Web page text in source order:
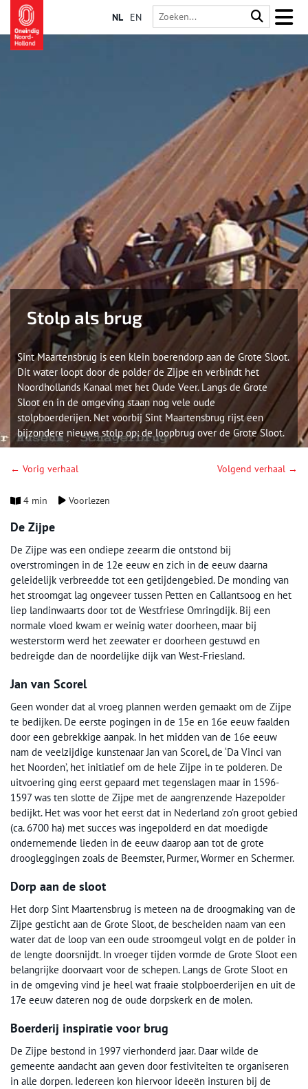
NL EN
Stolp als brug
Sint Maartensbrug is een klein boerendorp aan de Grote Sloot.
Dit water loopt door de polder de Zijpe en verbindt het
Noordhollands Kanaal met het Oude Veer. Langs de Grote
Sloot en in de omgeving staan nog vele oude
stolpboerderijen. Net voorbij Sint Maartensbrug rijst een
bijzondere nieuwe stolp op: de loopbrug over de Grote Sloot.
← Vorig verhaal Volgend verhaal →
4 min Voorlezen
De Zijpe
De Zijpe was een ondiepe zeearm die ontstond bij
overstromingen in de 12e eeuw en zich in de eeuw daarna
geleidelijk verbreedde tot een getijdengebied. De monding van
het stroomgat lag ongeveer tussen Petten en Callantsoog en het
liep landinwaarts door tot de Westfriese Omringdijk. Bij een
normale vloed kwam er weinig water doorheen, maar bij
westerstorm werd het zeewater er doorheen gestuwd en
bedreigde dan de noordelijke dijk van West-Friesland.
Jan van Scorel
Geen wonder dat al vroeg plannen werden gemaakt om de Zijpe
te bedijken. De eerste pogingen in de 15e en 16e eeuw faalden
door een gebrekkige aanpak. In het midden van de 16e eeuw
nam de veelzijdige kunstenaar Jan van Scorel, de ‘Da Vinci van
het Noorden’, het initiatief om de hele Zijpe in te polderen. De
uitvoering ging eerst gepaard met tegenslagen maar in 1596-
1597 was ten slotte de Zijpe met de aangrenzende Hazepolder
bedijkt. Het was voor het eerst dat in Nederland zo’n groot gebied
(ca. 6700 ha) met succes was ingepolderd en dat moedigde
ondernemende lieden in de eeuw daarop aan tot de grote
droogleggingen zoals de Beemster, Purmer, Wormer en Schermer.
Dorp aan de sloot
Het dorp Sint Maartensbrug is meteen na de droogmaking van de
Zijpe gesticht aan de Grote Sloot, de bescheiden naam van een
water dat de loop van een oude stroomgeul volgt en de polder in
de lengte doorsnijdt. In vroeger tijden vormde de Grote Sloot een
belangrijke doorvaart voor de schepen. Langs de Grote Sloot en
in de omgeving vind je heel wat fraaie stolpboerderijen en uit de
17e eeuw dateren nog de oude dorpskerk en de molen.
Boerderij inspiratie voor brug
De Zijpe bestond in 1997 vierhonderd jaar. Daar wilde de
gemeente aandacht aan geven door festiviteiten te organiseren
in alle dorpen. Iedereen kon hiervoor ideeën insturen bij de